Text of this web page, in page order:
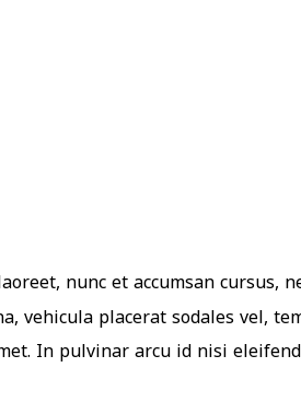
nunc et accumsan cursus,
placerat sodales vel,
In pulvinar arcu id nisi